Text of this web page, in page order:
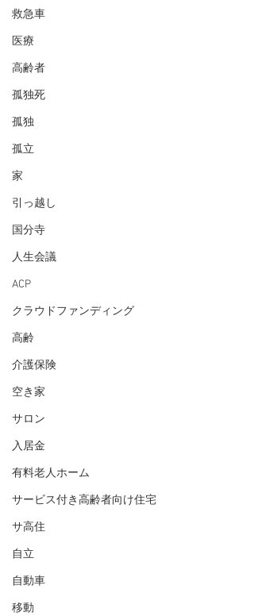
救急車
医療
高齢者
孤独死
孤独
孤立
家
引っ越し
国分寺
人生会議
ACP
クラウドファンディング
高齢
介護保険
空き家
サロン
入居金
有料老人ホーム
サービス付き高齢者向け住宅
サ高住
自立
自動車
移動